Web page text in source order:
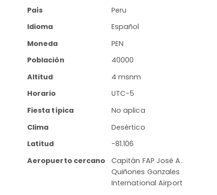
País
Peru
Idioma
Español
Moneda
PEN
Población
40000
Altitud
4 msnm
Horario
UTC-5
Fiesta típica
No aplica
Clima
Desértico
Latitud
-81.106
Aeropuerto cercano
Capitán FAP José A.
Quiñones Gonzales
International Airport